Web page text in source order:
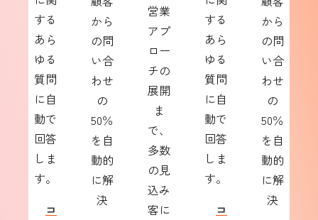
する
あら
ゆる
質問
に自
動で
回答
しま
す。
コ
から
の問
い合
わせ
の
50％
を自
動的
に解
決
営業
アプ
ロー
チの
展開
ま
で、
多数
の見
込み
客に
する
あら
ゆる
質問
に自
動で
回答
しま
す。
コ
から
の問
い合
わせ
の
50％
を自
動的
に解
決